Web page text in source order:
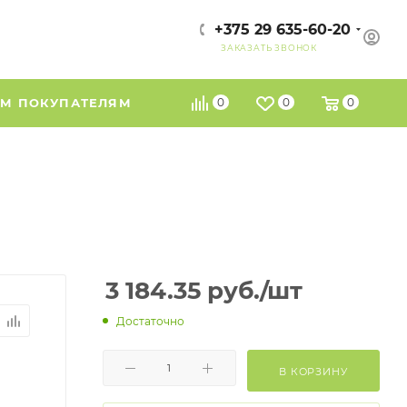
+375 29 635-60-20
ЗАКАЗАТЬ ЗВОНОК
0 0 0
ПОКУПАТЕЛЯМ
3 184.35 руб./шт
Достаточно
В КОРЗИНУ